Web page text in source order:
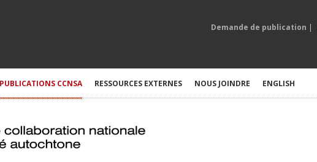
Demande de publication |
PUBLICATIONS CCNSA RESSOURCES EXTERNES NOUS JOINDRE ENGLISH